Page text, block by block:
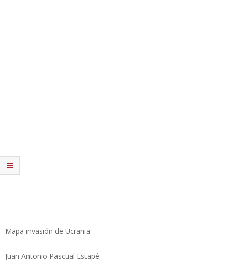
Mapa invasión de Ucrania
Juan Antonio Pascual Estapé